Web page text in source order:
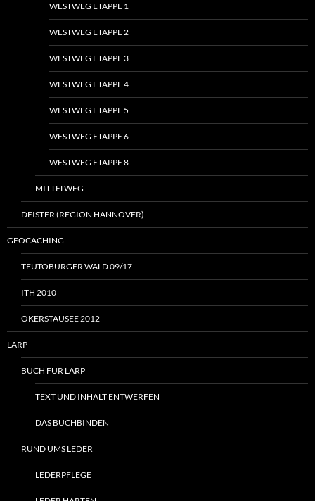
WESTWEG ETAPPE 1
WESTWEG ETAPPE 2
WESTWEG ETAPPE 3
WESTWEG ETAPPE 4
WESTWEG ETAPPE 5
WESTWEG ETAPPE 6
WESTWEG ETAPPE 8
MITTELWEG
DEISTER (REGION HANNOVER)
GEOCACHING
TEUTOBURGER WALD 09/17
ITH 2010
OKERSTAUSEE 2012
LARP
BUCH FÜR LARP
TEXT UND INHALT ENTWERFEN
DAS BUCHBINDEN
RUND UMS LEDER
LEDERPFLEGE